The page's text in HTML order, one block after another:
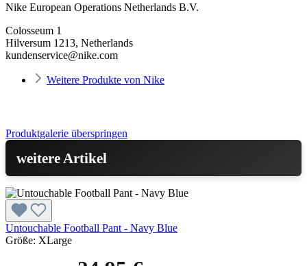
Nike European Operations Netherlands B.V.
Colosseum 1
Hilversum 1213, Netherlands
kundenservice@nike.com
Weitere Produkte von Nike
Produktgalerie überspringen
weitere Artikel
Untouchable Football Pant - Navy Blue
Größe: XLarge